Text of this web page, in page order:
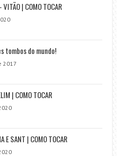
VITÃO | COMO TOCAR
tombos do mundo!
2017
| COMO TOCAR
E SANT | COMO TOCAR